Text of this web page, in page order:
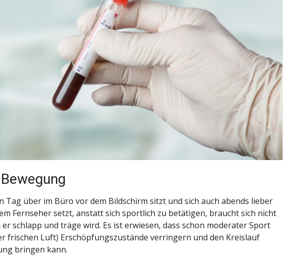
Tag über im Büro vor dem Bildschirm sitzt und sich auch abends lieber
Fernseher setzt, anstatt sich sportlich zu betätigen, braucht sich nicht
schlapp und träge wird. Es ist erwiesen, dass schon moderater Sport
frischen Luft) Erschöpfungszustände verringern und den Kreislauf
bringen kann.